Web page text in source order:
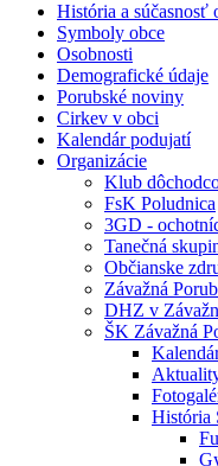
História a súčasnosť
Symboly obce
Osobnosti
Demografické údaje
Porubské noviny
Cirkev v obci
Kalendár podujatí
Organizácie
Klub
FsK Poludnica
3GD -
Tanečná
Občianske
Závažná
DHZ v
ŠK Závažná
História